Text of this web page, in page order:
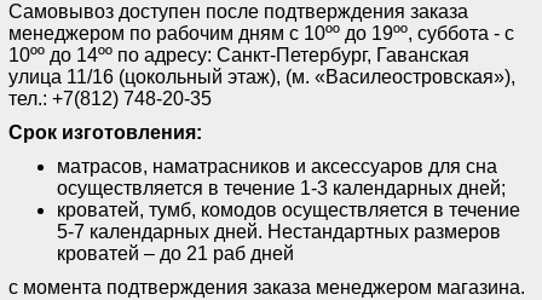
Самовывоз доступен после подтверждения заказа
менеджером по рабочим дням с 10ºº до 19ºº, суббота - с
10ºº до 14ºº по адресу: Санкт-Петербург, Гаванская
улица 11/16 (цокольный этаж), (м. «Василеостровская»),
тел.: +7(812) 748-20-35
Срок изготовления:
матрасов, наматрасников и аксессуаров для сна
осуществляется в течение 1-3 календарных дней;
кроватей, тумб, комодов осуществляется в течение
5-7 календарных дней. Нестандартных размеров
кроватей – до 21 раб дней
с момента подтверждения заказа менеджером магазина.